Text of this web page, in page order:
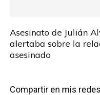
Asesinato de Julián
alertaba sobre la
asesinado
Compartir en mis